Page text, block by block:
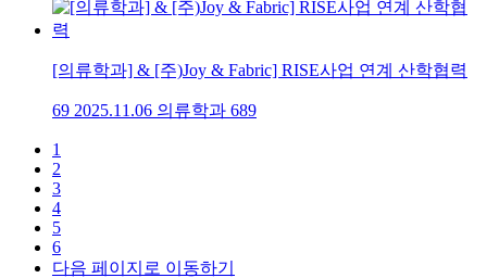
[의류학과] & [주)Joy & Fabric] RISE사업 연계 산학협력
69 2025.11.06 의류학과 689
1
2
3
4
5
6
다음 페이지로 이동하기